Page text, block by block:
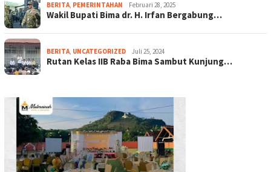
BERITA, PEMERINTAHAN Februari 28, 2025
Wakil Bupati Bima dr. H. Irfan Bergabung…
BERITA, UNCATEGORIZED Juli 25, 2024
Rutan Kelas IIB Raba Bima Sambut Kunjung…